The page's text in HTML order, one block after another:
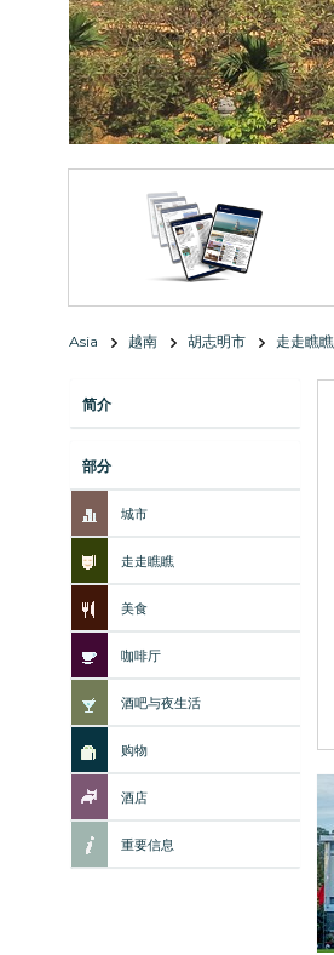
Asia 越南 胡志明市 走走瞧瞧
简介
部分
城市
走走瞧瞧
美食
咖啡厅
酒吧与夜生活
购物
酒店
重要信息